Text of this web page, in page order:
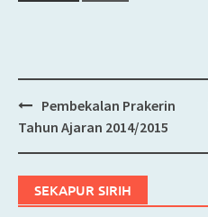
Post
navigation
Pembekalan Prakerin
Tahun Ajaran 2014/2015
SEKAPUR SIRIH